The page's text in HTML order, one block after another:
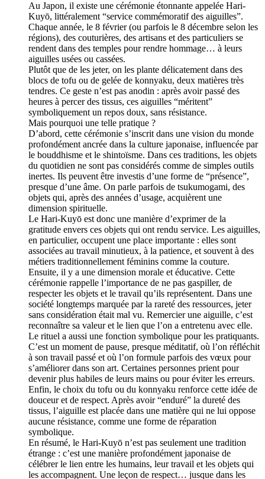
Au Japon, il existe une cérémonie étonnante appelée Hari-
Kuyō, littéralement “service commémoratif des aiguilles”.
Chaque année, le 8 février (ou parfois le 8 décembre selon les
régions), des couturières, des artisans et des particuliers se
rendent dans des temples pour rendre hommage… à leurs
aiguilles usées ou cassées.
Plutôt que de les jeter, on les plante délicatement dans des
blocs de tofu ou de gelée de konnyaku, deux matières très
tendres. Ce geste n’est pas anodin : après avoir passé des
heures à percer des tissus, ces aiguilles “méritent”
symboliquement un repos doux, sans résistance.
Mais pourquoi une telle pratique ?
D’abord, cette cérémonie s’inscrit dans une vision du monde
profondément ancrée dans la culture japonaise, influencée par
le bouddhisme et le shintoïsme. Dans ces traditions, les objets
du quotidien ne sont pas considérés comme de simples outils
inertes. Ils peuvent être investis d’une forme de “présence”,
presque d’une âme. On parle parfois de tsukumogami, des
objets qui, après des années d’usage, acquièrent une
dimension spirituelle.
Le Hari-Kuyō est donc une manière d’exprimer de la
gratitude envers ces objets qui ont rendu service. Les aiguilles,
en particulier, occupent une place importante : elles sont
associées au travail minutieux, à la patience, et souvent à des
métiers traditionnellement féminins comme la couture.
Ensuite, il y a une dimension morale et éducative. Cette
cérémonie rappelle l’importance de ne pas gaspiller, de
respecter les objets et le travail qu’ils représentent. Dans une
société longtemps marquée par la rareté des ressources, jeter
sans considération était mal vu. Remercier une aiguille, c’est
reconnaître sa valeur et le lien que l’on a entretenu avec elle.
Le rituel a aussi une fonction symbolique pour les pratiquants.
C’est un moment de pause, presque méditatif, où l’on réfléchit
à son travail passé et où l’on formule parfois des vœux pour
s’améliorer dans son art. Certaines personnes prient pour
devenir plus habiles de leurs mains ou pour éviter les erreurs.
Enfin, le choix du tofu ou du konnyaku renforce cette idée de
douceur et de respect. Après avoir “enduré” la dureté des
tissus, l’aiguille est placée dans une matière qui ne lui oppose
aucune résistance, comme une forme de réparation
symbolique.
En résumé, le Hari-Kuyō n’est pas seulement une tradition
étrange : c’est une manière profondément japonaise de
célébrer le lien entre les humains, leur travail et les objets qui
les accompagnent. Une leçon de respect… jusque dans les